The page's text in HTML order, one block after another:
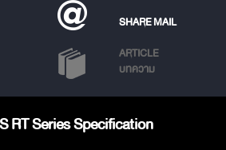
SHARE MAIL
ARTICLE
บทความ
RT Series Specification